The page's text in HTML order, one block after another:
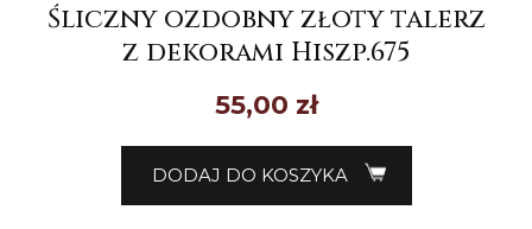
Śliczny ozdobny złoty talerz
z dekorami Hiszp.675
55,00 zł
DODAJ DO KOSZYKA